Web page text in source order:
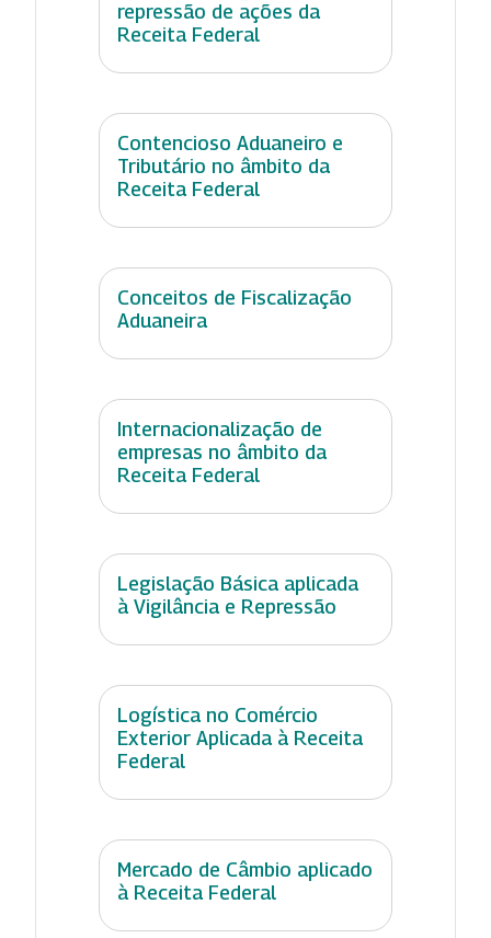
repressão de ações da
Receita Federal
Contencioso Aduaneiro e
Tributário no âmbito da
Receita Federal
Conceitos de Fiscalização
Aduaneira
Internacionalização de
empresas no âmbito da
Receita Federal
Legislação Básica aplicada
à Vigilância e Repressão
Logística no Comércio
Exterior Aplicada à Receita
Federal
Mercado de Câmbio aplicado
à Receita Federal